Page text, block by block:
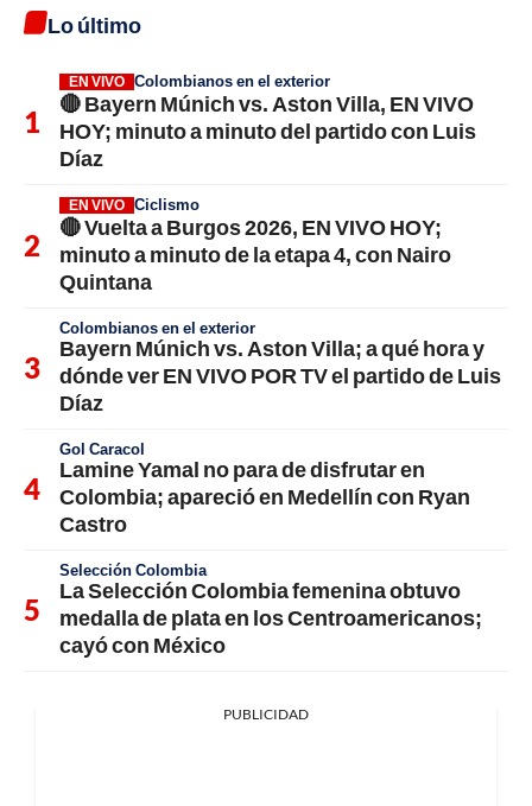
Lo último
EN VIVO Colombianos en el exterior
🔴 Bayern Múnich vs. Aston Villa, EN VIVO
HOY; minuto a minuto del partido con Luis
Díaz
EN VIVO Ciclismo
🔴 Vuelta a Burgos 2026, EN VIVO HOY;
minuto a minuto de la etapa 4, con Nairo
Quintana
Colombianos en el exterior
Bayern Múnich vs. Aston Villa; a qué hora y
dónde ver EN VIVO POR TV el partido de Luis
Díaz
Gol Caracol
Lamine Yamal no para de disfrutar en
Colombia; apareció en Medellín con Ryan
Castro
Selección Colombia
La Selección Colombia femenina obtuvo
medalla de plata en los Centroamericanos;
cayó con México
PUBLICIDAD